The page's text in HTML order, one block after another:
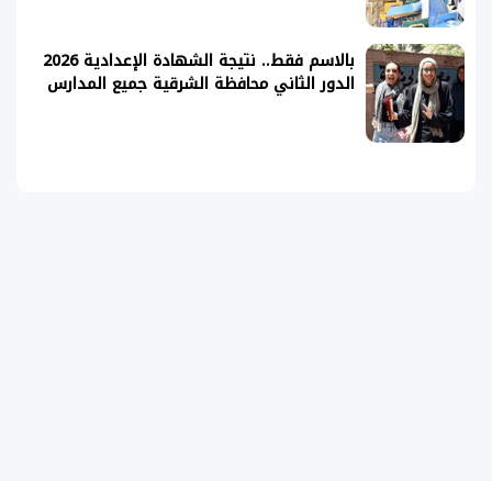
بالاسم فقط.. نتيجة الشهادة الإعدادية 2026
الدور الثاني محافظة الشرقية جميع المدارس